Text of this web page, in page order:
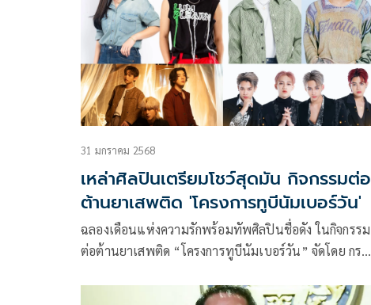
31 มกราคม 2568
เหล่าศิลปินเตรียมโชว์สุดมัน กิจกรรมต่อ
ต้านยาเสพติด 'โครงการทูบีนัมเบอร์วัน'
ฉลองเดือนแห่งความรักพร้อมทัพศิลปินชื่อดัง ในกิจกรรม
ต่อต้านยาเสพติด “โครงการทูบีนัมเบอร์วัน” จัดโดย กรม
หล่อเสียงดี วง V3RSE และ หลุยส์-ธณวิน ธีรโพสุการ นัก